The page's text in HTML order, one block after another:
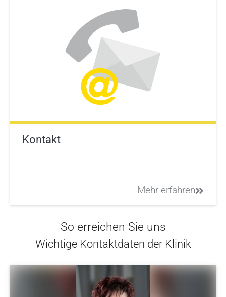
Kontakt
Mehr erfahren
So erreichen Sie uns
Wichtige Kontaktdaten der Klinik